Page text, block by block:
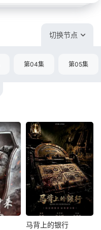
切换节点
第04集 第05集
马背上的银行